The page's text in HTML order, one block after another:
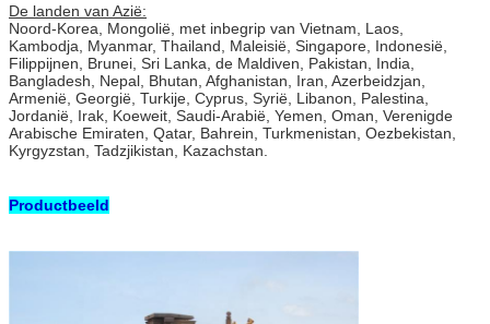
De landen van Azië:
Noord-Korea, Mongolië, met inbegrip van Vietnam, Laos,
Kambodja, Myanmar, Thailand, Maleisië, Singapore, Indonesië,
Filippijnen, Brunei, Sri Lanka, de Maldiven, Pakistan, India,
Bangladesh, Nepal, Bhutan, Afghanistan, Iran, Azerbeidzjan,
Armenië, Georgië, Turkije, Cyprus, Syrië, Libanon, Palestina,
Jordanië, Irak, Koeweit, Saudi-Arabië, Yemen, Oman, Verenigde
Arabische Emiraten, Qatar, Bahrein, Turkmenistan, Oezbekistan,
Kyrgyzstan, Tadzjikistan, Kazachstan.
Productbeeld